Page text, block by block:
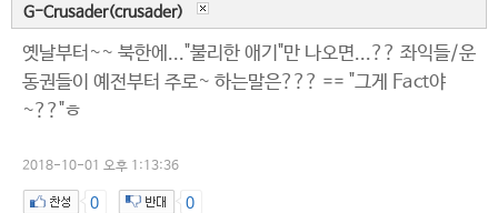
G-Crusader(crusader)
옛날부터~~ 북한에..."불리한 애기"만 나오면...?? 좌익들/운
동권들이 예전부터 주로~ 하는말은??? == "그게 Fact야
~??"ㅎ
2018-10-01 오후 1:13:36
0 0